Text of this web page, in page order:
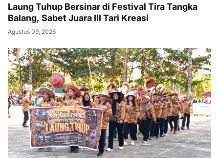
Laung Tuhup Bersinar di Festival Tira Tangka
Balang, Sabet Juara III Tari Kreasi
Agustus 09, 2026